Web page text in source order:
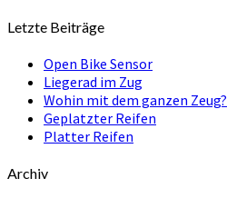
Letzte Beiträge
Open Bike Sensor
Liegerad im Zug
Wohin mit dem ganzen Zeug?
Geplatzter Reifen
Platter Reifen
Archiv